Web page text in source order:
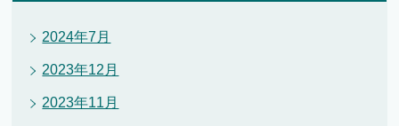
2024年7月
2023年12月
2023年11月